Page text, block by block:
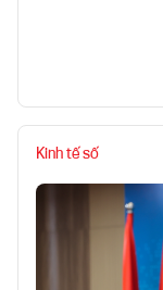
Kinh tế số